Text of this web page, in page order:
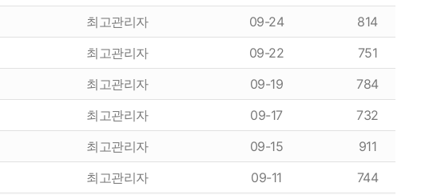
최고관리자 09-24
814
최고관리자 09-22
751
최고관리자 09-19
784
최고관리자 09-17
732
최고관리자 09-15
911
최고관리자 09-11
744